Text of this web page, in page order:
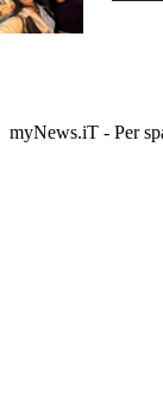
myNews.iT - Per